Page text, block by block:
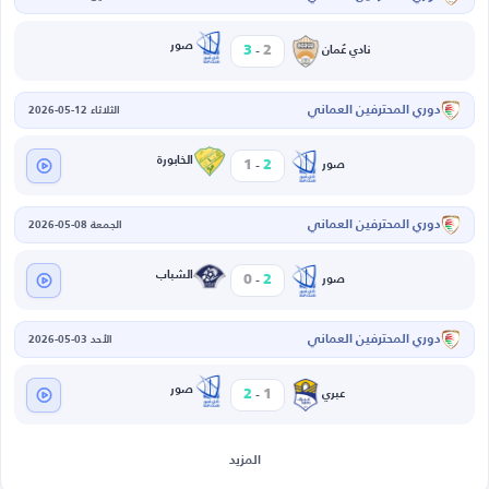
نادي عُمان 2
-
3 صور
دوري المحترفين العماني الثلاثاء 12-05-2026
صور 2
-
1 الخابورة
دوري المحترفين العماني الجمعة 08-05-2026
صور 2
-
0 الشباب
دوري المحترفين العماني الأحد 03-05-2026
عبري 1
-
2 صور
المزيد